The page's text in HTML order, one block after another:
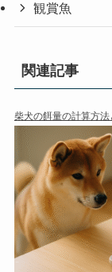
観賞魚
関連記事
柴犬の餌量の計算方